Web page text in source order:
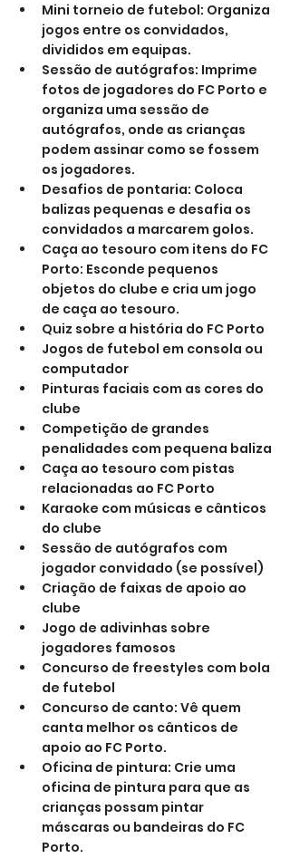
Mini torneio de futebol: Organiza
jogos entre os convidados,
divididos em equipas.
Sessão de autógrafos: Imprime
fotos de jogadores do FC Porto e
organiza uma sessão de
autógrafos, onde as crianças
podem assinar como se fossem
os jogadores.
Desafios de pontaria: Coloca
balizas pequenas e desafia os
convidados a marcarem golos.
Caça ao tesouro com itens do FC
Porto: Esconde pequenos
objetos do clube e cria um jogo
de caça ao tesouro.
Quiz sobre a história do FC Porto
Jogos de futebol em consola ou
computador
Pinturas faciais com as cores do
clube
Competição de grandes
penalidades com pequena baliza
Caça ao tesouro com pistas
relacionadas ao FC Porto
Karaoke com músicas e cânticos
do clube
Sessão de autógrafos com
jogador convidado (se possível)
Criação de faixas de apoio ao
clube
Jogo de adivinhas sobre
jogadores famosos
Concurso de freestyles com bola
de futebol
Concurso de canto: Vê quem
canta melhor os cânticos de
apoio ao FC Porto.
Oficina de pintura: Crie uma
oficina de pintura para que as
crianças possam pintar
máscaras ou bandeiras do FC
Porto.